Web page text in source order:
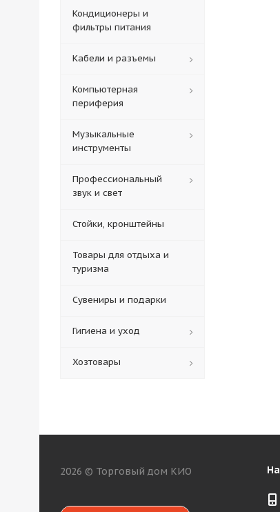
Кондиционеры и
фильтры питания
Кабели и разъемы
Компьютерная
периферия
Музыкальные
инструменты
Профессиональный
звук и свет
Стойки, кронштейны
Товары для отдыха и
туризма
Сувениры и подарки
Гигиена и уход
Хозтовары
2026 © Торговый дом КИО